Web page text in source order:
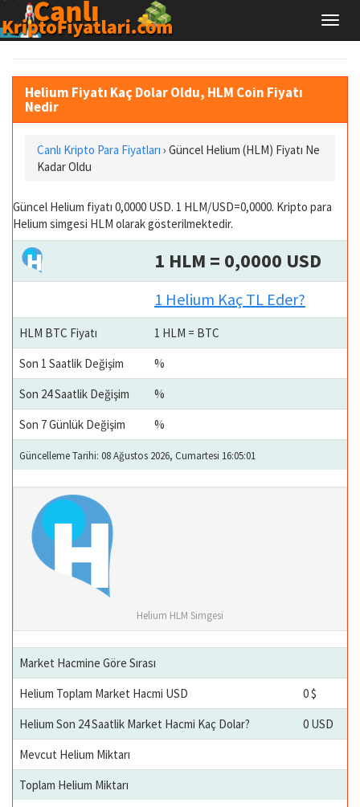
Helium Fiyatı Kaç Dolar Oldu, HLM Coin Fiyatı
Nedir
Canlı Kripto Para Fiyatları › Güncel Helium (HLM) Fiyatı Ne
Kadar Oldu
Güncel Helium fiyatı 0,0000 USD. 1 HLM/USD=0,0000. Kripto para
Helium simgesi HLM olarak gösterilmektedir.
1 HLM = 0,0000 USD
1 Helium Kaç TL Eder?
HLM BTC Fiyatı
1 HLM = BTC
Son 1 Saatlik Değişim
%
Son 24 Saatlik Değişim
%
Son 7 Günlük Değişim
%
Güncelleme Tarihi: 08 Ağustos 2026, Cumartesi 16:05:01
Helium HLM Simgesi
Market Hacmine Göre Sırası
Helium Toplam Market Hacmi USD
0 $
Helium Son 24 Saatlik Market Hacmi Kaç Dolar?
0 USD
Mevcut Helium Miktarı
Toplam Helium Miktarı